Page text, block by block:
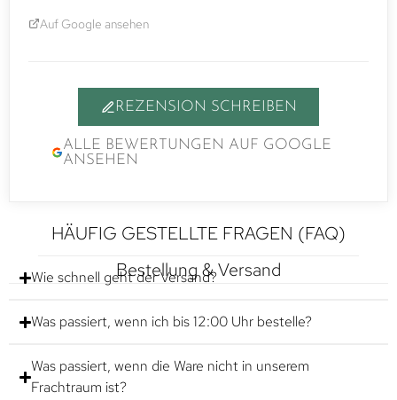
Auf Google ansehen
REZENSION SCHREIBEN
ALLE BEWERTUNGEN AUF GOOGLE
ANSEHEN
HÄUFIG GESTELLTE FRAGEN (FAQ)
Bestellung & Versand
Wie schnell geht der Versand?
Was passiert, wenn ich bis 12:00 Uhr bestelle?
Was passiert, wenn die Ware nicht in unserem
Frachtraum ist?